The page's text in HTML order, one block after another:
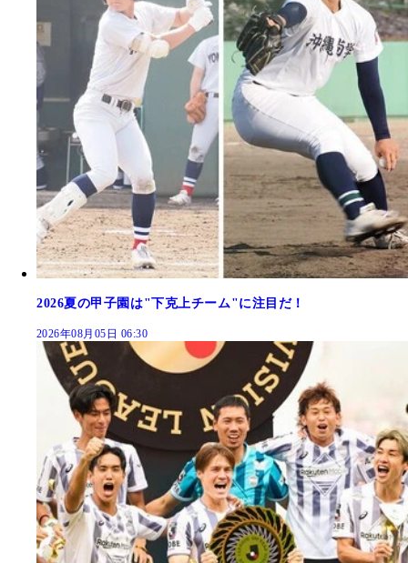
2026夏の甲子園は"下克上チーム"に注目だ！
2026年08月05日 06:30